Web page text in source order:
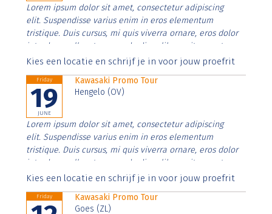
Lorem ipsum dolor sit amet, consectetur adipiscing
elit. Suspendisse varius enim in eros elementum
tristique. Duis cursus, mi quis viverra ornare, eros dolor
interdum nulla, ut commodo diam libero vitae erat.
Aenean faucibus nibh et justo cursus id rutrum lorem
Kies een locatie en schrijf je in voor jouw proefrit
Friday
19
JUNE
Kawasaki Promo Tour
Hengelo (OV)
Lorem ipsum dolor sit amet, consectetur adipiscing
elit. Suspendisse varius enim in eros elementum
tristique. Duis cursus, mi quis viverra ornare, eros dolor
interdum nulla, ut commodo diam libero vitae erat.
Aenean faucibus nibh et justo cursus id rutrum lorem
Kies een locatie en schrijf je in voor jouw proefrit
Friday
Kawasaki Promo Tour
Goes (ZL)